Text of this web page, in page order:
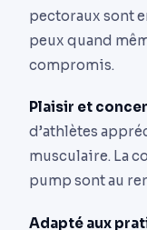
pectoraux sont
peux quand
compromis.
Plaisir et
d’athlètes
musculaire. La
pump sont au
Adapté aux